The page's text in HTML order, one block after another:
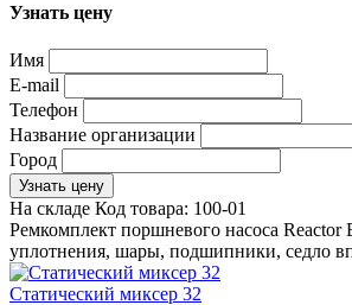
Узнать цену
Имя
E-mail
Телефон
Название организации
Город
Узнать цену
На складе Код товара: 100-01
Ремкомплект поршневого насоса Reactor
уплотнения, шары, подшипники, седло
Статический миксер 32